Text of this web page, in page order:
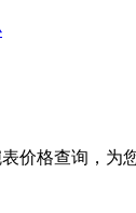
价格查询，